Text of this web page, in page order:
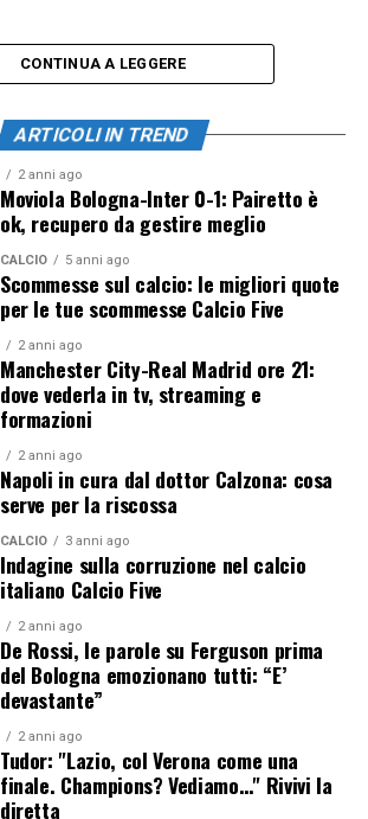
CONTINUA A LEGGERE
ARTICOLI IN TREND
2 anni ago
Moviola Bologna-Inter 0-1: Pairetto è
ok, recupero da gestire meglio
CALCIO 5 anni ago
Scommesse sul calcio: le migliori quote
per le tue scommesse Calcio Five
2 anni ago
Manchester City-Real Madrid ore 21:
dove vederla in tv, streaming e
formazioni
2 anni ago
Napoli in cura dal dottor Calzona: cosa
serve per la riscossa
CALCIO 3 anni ago
Indagine sulla corruzione nel calcio
italiano Calcio Five
2 anni ago
De Rossi, le parole su Ferguson prima
del Bologna emozionano tutti: “E’
devastante”
2 anni ago
Tudor: "Lazio, col Verona come una
finale. Champions? Vediamo…" Rivivi la
diretta